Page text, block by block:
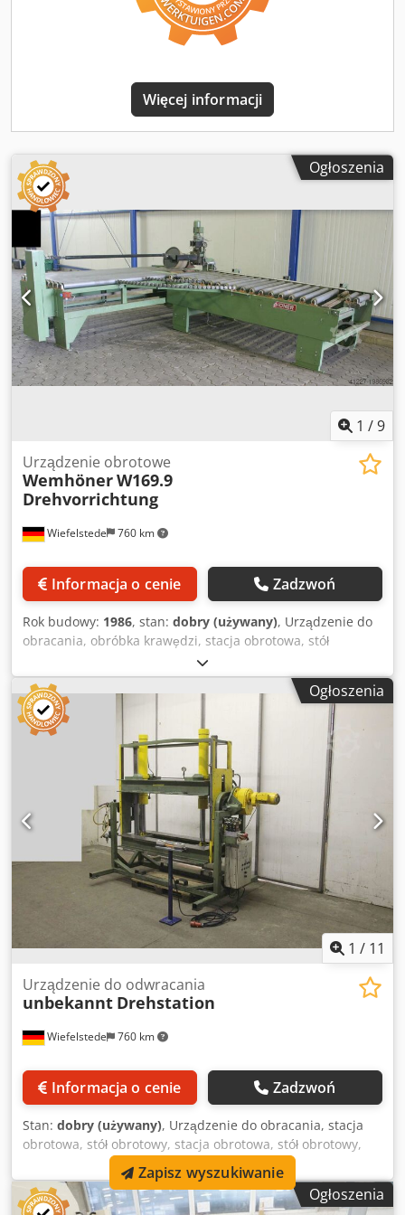
Więcej informacji
Ogłoszenia
1 /9
Wiefelstede 760 km
Urządzenie obrotowe
WemhönerW169.9
Drehvorrichtung
Informacja o cenie Zadzwoń
Rok budowy: 1986, stan: dobry (używany), Urządzenie do
obracania, obróbka krawędzi, stacja obrotowa, stół
obrotowy, system transportowy, przenośnik rolkowy -dla
automatu do naklejania obrzeży, maszyny do naklejania
obrzeży, okleiniarki -Stacja obrotowa: do obracania
elementów obrabianych -Przenośnik rolkowy: wąski -
Szerokość rolek: 1300 mm Dsdpfx Amob Rynyevsck -
Długość przenośnika rolkowego: 2900 mm -z: regulowaną
osłoną odbijającą -Przenośnik rolkowy: szeroki -Szerokość
rolek: 3400 mm -Długość przenośnika rolkowego: 1400 mm
-Rolka głowicy obrotowej: gumowana -Wymiary
transportowe: 3000/1500/W960 mm 3500/1550/W1850 mm
-Waga: 1000 kg
Ogłoszenia
1 / 11
Wiefelstede 760 km
Urządzenie do odwracania
unbekannt Drehstation
Informacja o cenie Zadzwoń
Stan: dobry (używany), Urządzenie do obracania, stacja
obrotowa, stół obrotowy, stacja obrotowa, stół obrotowy,
prasa hydrauliczna, prasa warsztatowa, prasa olejowo-
hydrauliczna, prasa hydrauliczna do warsztatu -bez:
agregatu hydraulicznego (możliwy za dopłatą) -StacjaOgłoszenia
Zapisz wyszukiwanie